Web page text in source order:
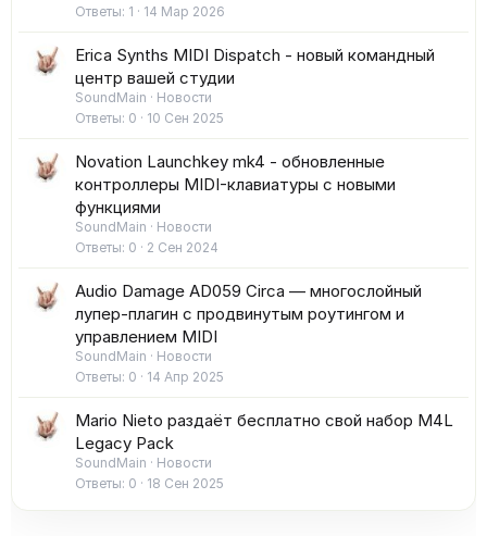
Ответы 1 14 Мар 2026
Erica Synths MIDI Dispatch - новый командный
центр вашей студии
SoundMain
Новости
Ответы 0 10 Сен 2025
Novation Launchkey mk4 - обновленные
контроллеры MIDI-клавиатуры с новыми
функциями
SoundMain
Новости
Ответы 0 2 Сен 2024
Audio Damage AD059 Circa — многослойный
лупер-плагин с продвинутым роутингом и
управлением MIDI
SoundMain
Новости
Ответы 0 14 Апр 2025
Mario Nieto раздаёт бесплатно свой набор M4L
Legacy Pack
SoundMain
Новости
Ответы 0 18 Сен 2025